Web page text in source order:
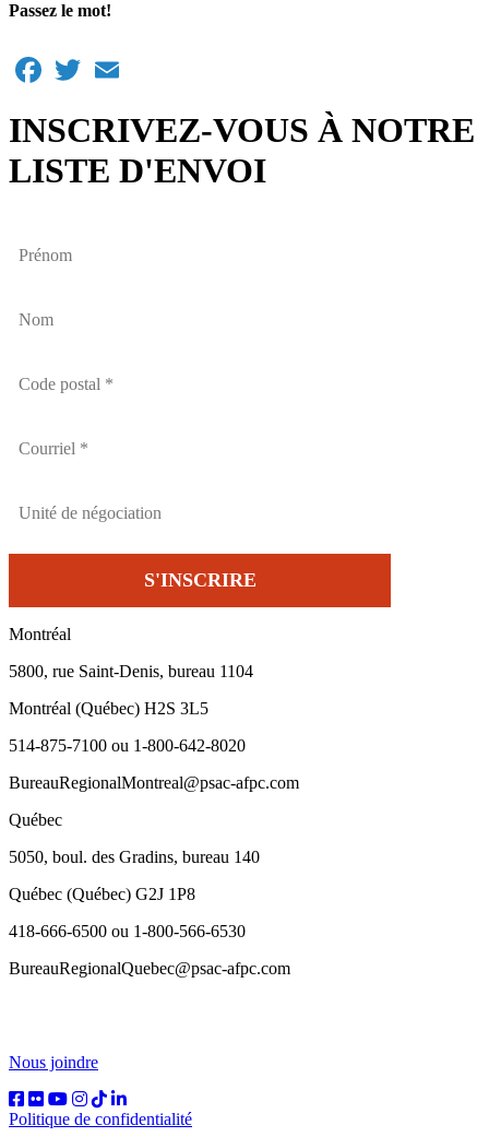
Passez le mot!
Facebook
Twitter
INSCRIVEZ-VOUS À NOTRE
LISTE D'ENVOI
Montréal
5800, rue Saint-Denis, bureau 1104
Montréal (Québec) H2S 3L5
514-875-7100 ou 1-800-642-8020
BureauRegionalMontreal@psac-afpc.com
Québec
5050, boul. des Gradins, bureau 140
Québec (Québec) G2J 1P8
418-666-6500 ou 1-800-566-6530
BureauRegionalQuebec@psac-afpc.com
Nous joindre
Politique de confidentialité